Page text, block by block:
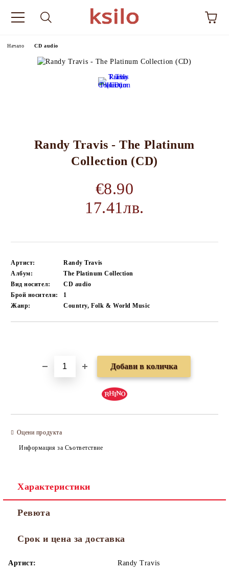
Начало CD audio
Randy Travis - The Platinum
Collection (CD)
€8.90
17.41лв.
Артист:
Randy Travis
Албум:
The Platinum Collection
Вид носител:
CD audio
Брой носители:
1
Жанр:
Country, Folk & World Music
Оцени продукта
Информация за Съответствие
Характеристики
Ревюта
Срок и цена за доставка
Артист:
Randy Travis